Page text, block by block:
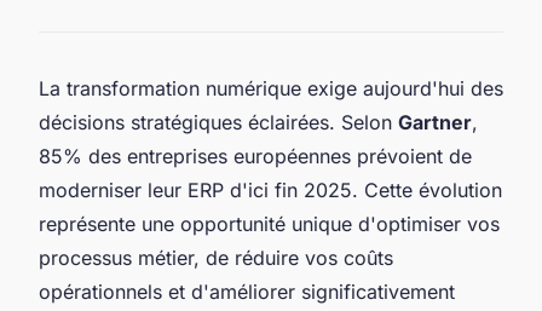
La transformation numérique exige aujourd'hui des
décisions stratégiques éclairées. Selon Gartner,
85% des entreprises européennes prévoient de
moderniser leur ERP d'ici fin 2025. Cette évolution
représente une opportunité unique d'optimiser vos
processus métier, de réduire vos coûts
opérationnels et d'améliorer significativement